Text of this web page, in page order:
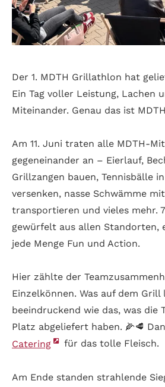
Der 1. MDTH Grillathlon hat
Ein Tag voller Leistung, Lachen
Miteinander. Genau das ist
Am 11. Juni traten alle MDTH-
gegeneinander an – Eierlauf,
Grillzangen bauen, Tennisbälle
versenken, nasse Schwämme
transportieren und vieles mehr.
gewürfelt aus allen Standorten,
jede Menge Fun und Action.
Hier zählte der
Einzelkönnen. Was auf dem Grill
beeindruckend wie das, was die
Platz abgeliefert haben. 🌽🥩
Catering
für das tolle Fleisch.
Am Ende standen strahlende